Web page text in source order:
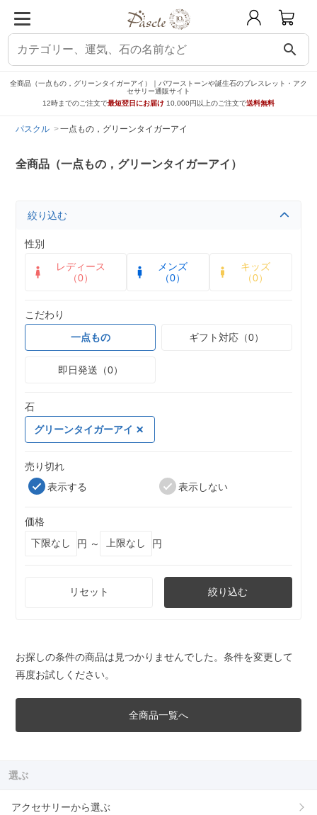
search
全商品（一点もの，グリーンタイガーアイ）｜パワーストーンや誕生石のブレスレット・アク
セサリー通販サイト
12時までのご注文で最短翌日にお届け 10,000円以上のご注文で送料無料
パスクル 一点もの，グリーンタイガーアイ
全商品（一点もの，グリーンタイガーアイ）
絞り込む
性別
レディース
（0）
メンズ
（0）
キッズ
（0）
こだわり
一点もの
ギフト対応（0）
即日発送（0）
石
グリーンタイガーアイ
売り切れ
表示する
表示しない
価格
円 ～
円
リセット 絞り込む
お探しの条件の商品は見つかりませんでした。条件を変更して
再度お試しください。
全商品一覧へ
選ぶ
アクセサリーから選ぶ